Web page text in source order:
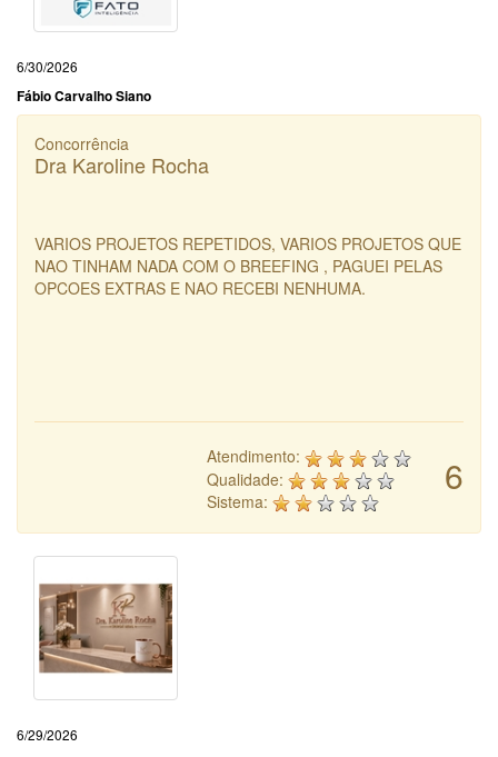
6/30/2026
Fábio Carvalho Siano
Concorrência
Dra Karoline Rocha
VARIOS PROJETOS REPETIDOS, VARIOS PROJETOS QUE
NAO TINHAM NADA COM O BREEFING , PAGUEI PELAS
OPCOES EXTRAS E NAO RECEBI NENHUMA.
6
Atendimento:
Qualidade:
Sistema:
6/29/2026